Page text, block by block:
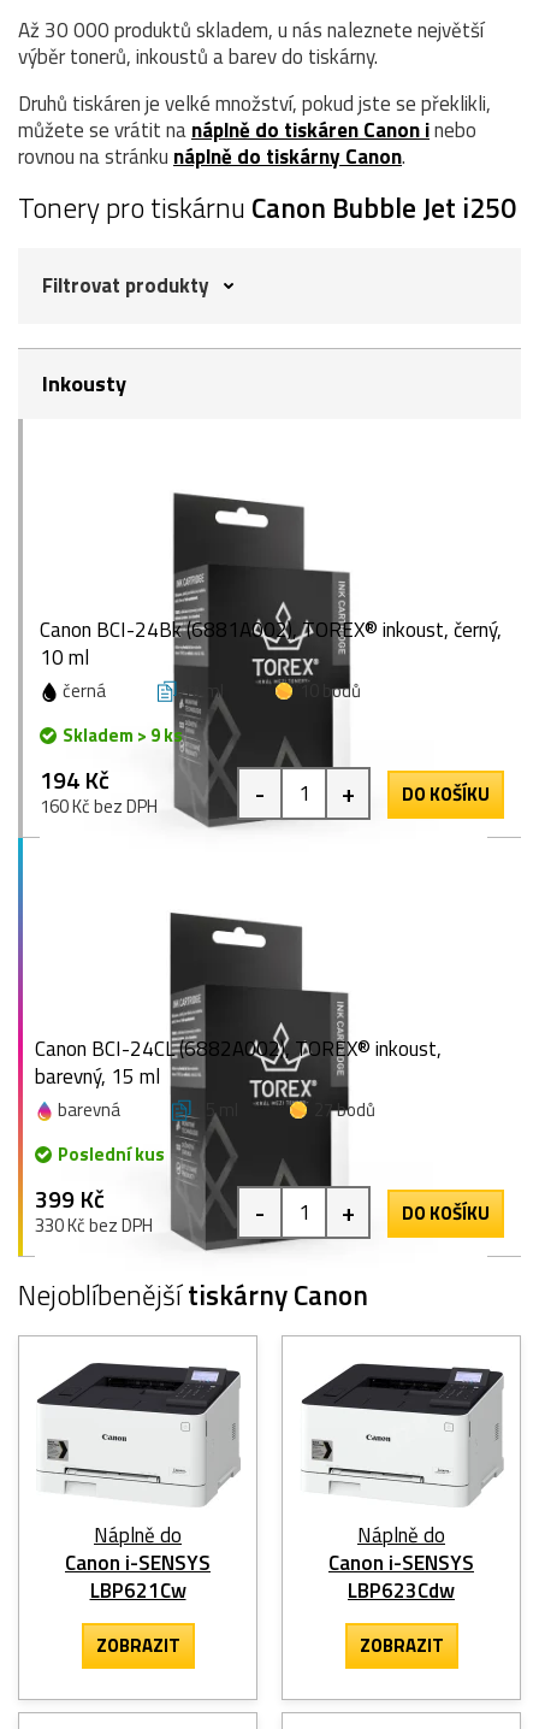
Až 30 000 produktů skladem, u nás naleznete největší
výběr tonerů, inkoustů a barev do tiskárny.
Druhů tiskáren je velké množství, pokud jste se překlikli,
můžete se vrátit nanáplně do tiskáren Canon inebo
rovnou na stránku náplně do tiskárny Canon.
Tonery pro tiskárnu Canon Bubble Jet i250
Filtrovat produkty
Inkousty
Canon BCI-24Bk (6881A002), TOREX® inkoust, černý,
10 ml
černá 10 ml
10 bodů
Skladem > 9 ks
194 Kč
160 Kč bez DPH - + DO KOŠÍKU
Canon BCI-24CL (6882A002), TOREX® inkoust,
barevný, 15 ml
barevná 15 ml
27 bodů
Poslední kus
399 Kč
330 Kč bez DPH - + DO KOŠÍKU
Nejoblíbenějšítiskárny Canon
Náplně do
Canon i-SENSYS
LBP621Cw
ZOBRAZIT
Náplně do
Canon i-SENSYS
LBP623Cdw
ZOBRAZIT